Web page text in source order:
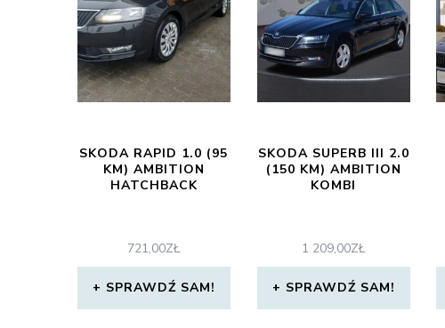
SKODA RAPID 1.0 (95
KM) AMBITION
HATCHBACK
721,00ZŁ
SPRAWDŹ SAM!
SKODA SUPERB III 2.0
(150 KM) AMBITION
KOMBI
1 209,00ZŁ
SPRAWDŹ SAM!